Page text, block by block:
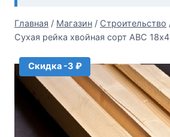
Главная / Магазин / Строительство
Сухая рейка хвойная сорт АВС
Скидка -3 ₽